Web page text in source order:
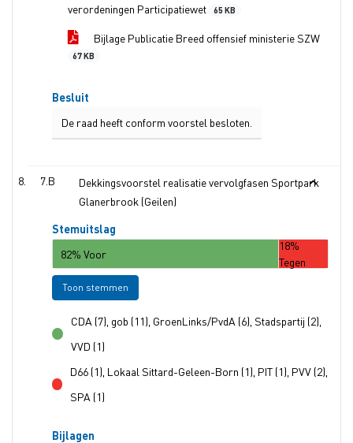
verordeningen Participatiewet
65 KB
Bijlage Publicatie Breed offensief ministerie SZW
67 KB
Besluit
De raad heeft conform voorstel besloten.
7.B
Dekkingsvoorstel realisatie vervolgfasen Sportpark
Glanerbrook (Geilen)
Stemuitslag
82% Voor
18%
Tegen
Toon stemmen
voor
CDA (7), gob (11), GroenLinks/PvdA (6), Stadspartij (2),
VVD (1)
tegen
D66 (1), Lokaal Sittard-Geleen-Born (1), PIT (1), PVV (2),
SPA (1)
Bijlagen